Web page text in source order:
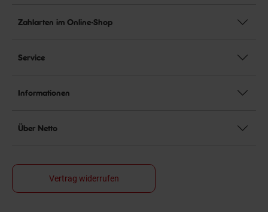
Zahlarten im Online-Shop
Service
Informationen
Über Netto
Vertrag widerrufen